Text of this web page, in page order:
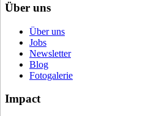
Über uns
Über uns
Jobs
Newsletter
Blog
Fotogalerie
Impact